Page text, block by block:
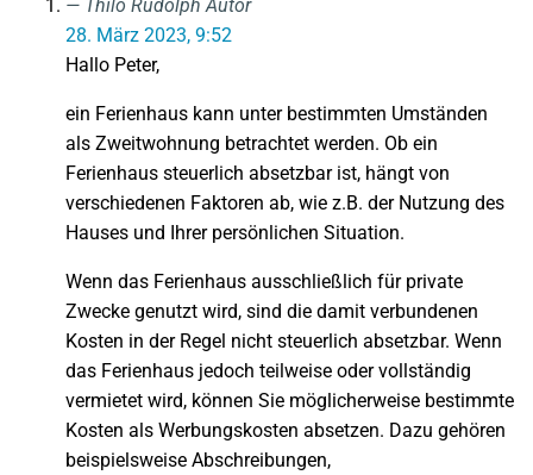
Thilo Rudolph Autor
28. März 2023, 9:52
Hallo Peter,
ein Ferienhaus kann unter bestimmten Umständen
als Zweitwohnung betrachtet werden. Ob ein
Ferienhaus steuerlich absetzbar ist, hängt von
verschiedenen Faktoren ab, wie z.B. der Nutzung des
Hauses und Ihrer persönlichen Situation.
Wenn das Ferienhaus ausschließlich für private
Zwecke genutzt wird, sind die damit verbundenen
Kosten in der Regel nicht steuerlich absetzbar. Wenn
das Ferienhaus jedoch teilweise oder vollständig
vermietet wird, können Sie möglicherweise bestimmte
Kosten als Werbungskosten absetzen. Dazu gehören
beispielsweise Abschreibungen,